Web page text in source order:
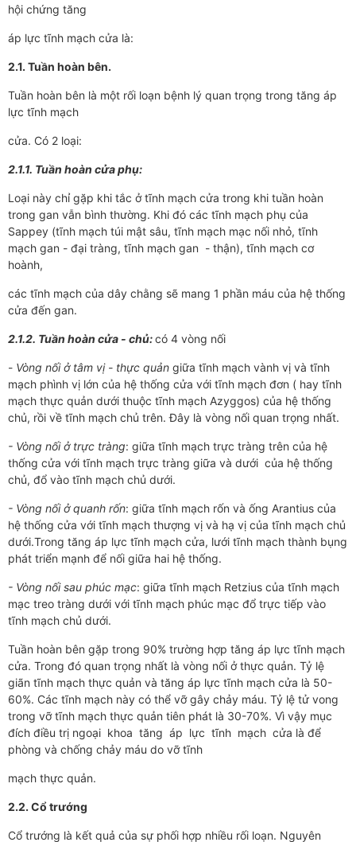
hội chứng tăng
áp lực tĩnh mạch cửa là:
2.1. Tuần hoàn bên.
Tuần hoàn bên là một rối loạn bệnh lý quan trọng trong tăng áp
lực tĩnh mạch
cửa. Có 2 loại:
2.1.1. Tuần hoàn cửa phụ:
Loại này chỉ gặp khi tắc ở tĩnh mạch cửa trong khi tuần hoàn
trong gan vẫn bình thường. Khi đó các tĩnh mạch phụ của
Sappey (tĩnh mạch túi mật sâu, tĩnh mạch mạc nối nhỏ, tĩnh
mạch gan - đại tràng, tĩnh mạch gan - thận), tĩnh mạch cơ
hoành,
các tĩnh mạch của dây chằng sẽ mang 1 phần máu của hệ thống
cửa đến gan.
2.1.2. Tuần hoàn cửa - chủ:có 4 vòng nối
- Vòng nối ở tâm vị - thực quản giữa tĩnh mạch vành vị và tĩnh
mạch phình vị lớn của hệ thống cửa với tĩnh mạch đơn ( hay tĩnh
mạch thực quản dưới thuộc tĩnh mạch Azyggos) của hệ thống
chủ, rồi về tĩnh mạch chủ trên. Đây là vòng nối quan trọng nhất.
- Vòng nối ở trực tràng: giữa tĩnh mạch trực tràng trên của hệ
thống cửa với tĩnh mạch trực tràng giữa và dưới của hệ thống
chủ, đổ vào tĩnh mạch chủ dưới.
- Vòng nối ở quanh rốn: giữa tĩnh mạch rốn và ống Arantius của
hệ thống cửa với tĩnh mạch thượng vị và hạ vị của tĩnh mạch chủ
dưới.Trong tăng áp lực tĩnh mạch cửa, lưới tĩnh mạch thành bụng
phát triển mạnh để nối giữa hai hệ thống.
- Vòng nối sau phúc mạc: giữa tĩnh mạch Retzius của tĩnh mạch
mạc treo tràng dưới với tĩnh mạch phúc mạc đổ trực tiếp vào
tĩnh mạch chủ dưới.
Tuần hoàn bên gặp trong 90% trường hợp tăng áp lực tĩnh mạch
cửa. Trong đó quan trọng nhất là vòng nối ở thực quản. Tỷ lệ
giãn tĩnh mạch thực quản và tăng áp lực tĩnh mạch cửa là 50-
60%. Các tĩnh mạch này có thể vỡ gây chảy máu. Tỷ lệ tử vong
trong vỡ tĩnh mạch thực quản tiên phát là 30-70%. Vì vậy mục
đích điều trị ngoại khoa tăng áp lực tĩnh mạch cửa là để
phòng và chống chảy máu do vỡ tĩnh
mạch thực quản.
2.2. Cổ trướng
Cổ trướng là kết quả của sự phối hợp nhiều rối loạn. Nguyên